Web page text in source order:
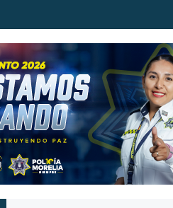
Escalante